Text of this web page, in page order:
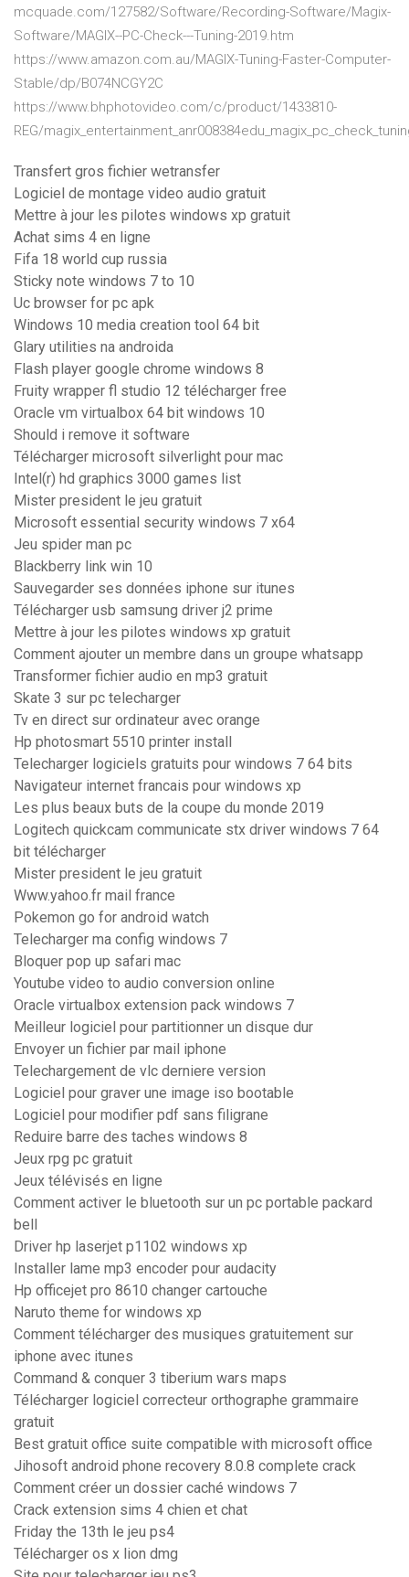
mcquade.com/127582/Software/Recording-Software/Magix-
Software/MAGIX--PC-Check---Tuning-2019.htm
https://www.amazon.com.au/MAGIX-Tuning-Faster-Computer-
Stable/dp/B074NCGY2C
https://www.bhphotovideo.com/c/product/1433810-
REG/
Transfert gros fichier wetransfer
Logiciel de montage video audio gratuit
Mettre à jour les pilotes windows xp gratuit
Achat sims 4 en ligne
Fifa 18 world cup russia
Sticky note windows 7 to 10
Uc browser for pc apk
Windows 10 media creation tool 64 bit
Glary utilities na androida
Flash player google chrome windows 8
Fruity wrapper fl studio 12 télécharger free
Oracle vm virtualbox 64 bit windows 10
Should i remove it software
Télécharger microsoft silverlight pour mac
Intel(r) hd graphics 3000 games list
Mister president le jeu gratuit
Microsoft essential security windows 7 x64
Jeu spider man pc
Blackberry link win 10
Sauvegarder ses données iphone sur itunes
Télécharger usb samsung driver j2 prime
Mettre à jour les pilotes windows xp gratuit
Comment ajouter un membre dans un groupe whatsapp
Transformer fichier audio en mp3 gratuit
Skate 3 sur pc telecharger
Tv en direct sur ordinateur avec orange
Hp photosmart 5510 printer install
Telecharger logiciels gratuits pour windows 7 64 bits
Navigateur internet francais pour windows xp
Les plus beaux buts de la coupe du monde 2019
Logitech quickcam communicate stx driver windows 7 64
bit télécharger
Mister president le jeu gratuit
Www.yahoo.fr mail france
Pokemon go for android watch
Telecharger ma config windows 7
Bloquer pop up safari mac
Youtube video to audio conversion online
Oracle virtualbox extension pack windows 7
Meilleur logiciel pour partitionner un disque dur
Envoyer un fichier par mail iphone
Telechargement de vlc derniere version
Logiciel pour graver une image iso bootable
Logiciel pour modifier pdf sans filigrane
Reduire barre des taches windows 8
Jeux rpg pc gratuit
Jeux télévisés en ligne
Comment activer le bluetooth sur un pc portable packard
bell
Driver hp laserjet p1102 windows xp
Installer lame mp3 encoder pour audacity
Hp officejet pro 8610 changer cartouche
Naruto theme for windows xp
Comment télécharger des musiques gratuitement sur
iphone avec itunes
Command & conquer 3 tiberium wars maps
Télécharger logiciel correcteur orthographe grammaire
gratuit
Best gratuit office suite compatible with microsoft office
Jihosoft android phone recovery 8.0.8 complete crack
Comment créer un dossier caché windows 7
Crack extension sims 4 chien et chat
Friday the 13th le jeu ps4
Télécharger os x lion dmg